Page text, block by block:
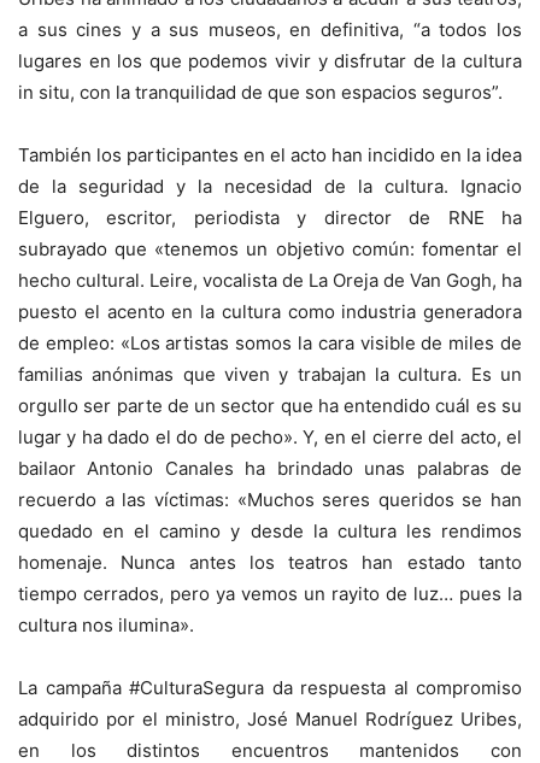
a sus cines y a sus museos, en definitiva, “a todos los
lugares en los que podemos vivir y disfrutar de la cultura
in situ, con la tranquilidad de que son espacios seguros”.
También los participantes en el acto han incidido en la idea
de la seguridad y la necesidad de la cultura. Ignacio
Elguero, escritor, periodista y director de RNE ha
subrayado que «tenemos un objetivo común: fomentar el
hecho cultural. Leire, vocalista de La Oreja de Van Gogh, ha
puesto el acento en la cultura como industria generadora
de empleo: «Los artistas somos la cara visible de miles de
familias anónimas que viven y trabajan la cultura. Es un
orgullo ser parte de un sector que ha entendido cuál es su
lugar y ha dado el do de pecho». Y, en el cierre del acto, el
bailaor Antonio Canales ha brindado unas palabras de
recuerdo a las víctimas: «Muchos seres queridos se han
quedado en el camino y desde la cultura les rendimos
homenaje. Nunca antes los teatros han estado tanto
tiempo cerrados, pero ya vemos un rayito de luz… pues la
cultura nos ilumina».
La campaña #CulturaSegura da respuesta al compromiso
adquirido por el ministro, José Manuel Rodríguez Uribes,
en los distintos encuentros mantenidos con